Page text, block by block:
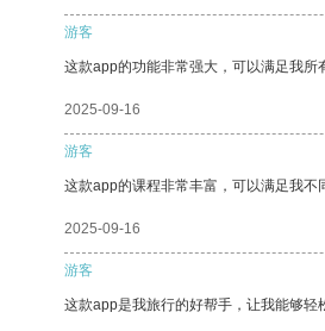
游客
这款app的功能非常强大，可以满足我所
2025-09-16
游客
这款app的课程非常丰富，可以满足我不
2025-09-16
游客
这款app是我旅行的好帮手，让我能够轻